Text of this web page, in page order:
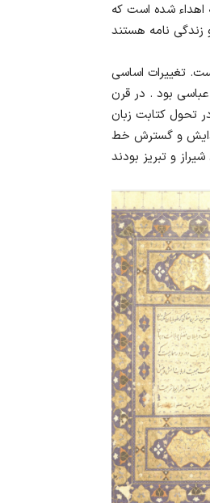
اهداء شده است که
تغییرات اساسی
بود . در قرن
تحول کتابت زبان
و گسترش خط